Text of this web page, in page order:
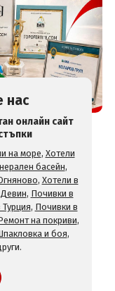
нас
онлайн сайт
на море, Хотели
басейн,
, Хотели в
, Почивки в
, Почивки в
на покриви,
и боя,